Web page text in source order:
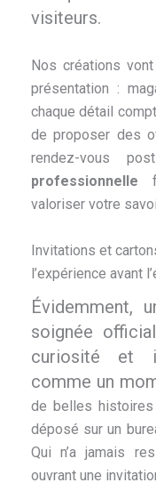
visiteurs.
Nos créations
présentation :
chaque détail
de proposer des
rendez-vous
professionnelle
valoriser votre
Invitations et
l’expérience avant
Évidemment,
soignée
curiosité et
comme un
de belles histoires
déposé sur un
Qui n’a jamais
ouvrant une